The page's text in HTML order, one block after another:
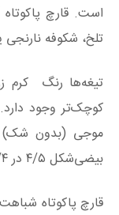
است. قارچ
تلخ، شکوفه
تیغه‌ها رنگ کرم
کوچک‌تر وجود
موجی (بدون شک)
بیضی‌شکل ۴/۵ در ۵/۴ میکرون هستند.